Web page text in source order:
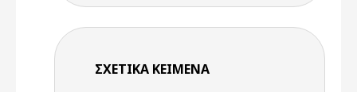
ΣΧΕΤΙΚΆ ΚΕΊΜΕΝΑ